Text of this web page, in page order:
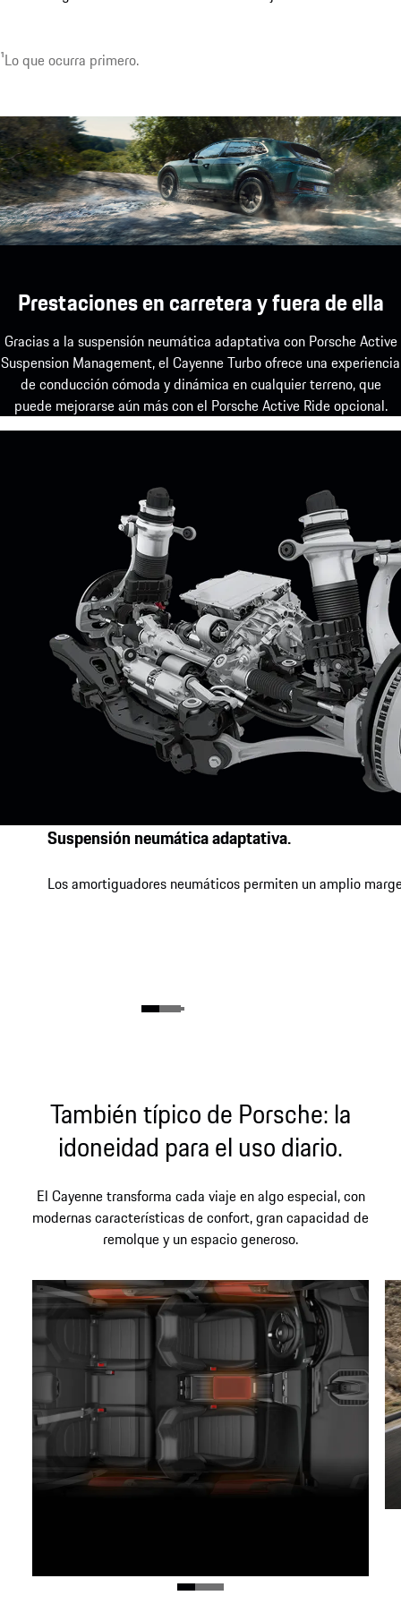
1Disponible opcionalmente con hasta 22 kW.
1Lo que ocurra primero.
Prestaciones en carretera y fuera de ella
Gracias a la suspensión neumática adaptativa con Porsche Active
Suspension Management, el Cayenne Turbo ofrece una experiencia
de conducción cómoda y dinámica en cualquier terreno, que
puede mejorarse aún más con el Porsche Active Ride opcional.
Suspensión neumática adaptativa.
Los amortiguadores neumáticos permiten un amplio
También típico de Porsche: la
idoneidad para el uso diario.
El Cayenne transforma cada viaje en algo especial, con
modernas características de confort, gran capacidad de
remolque y un espacio generoso.